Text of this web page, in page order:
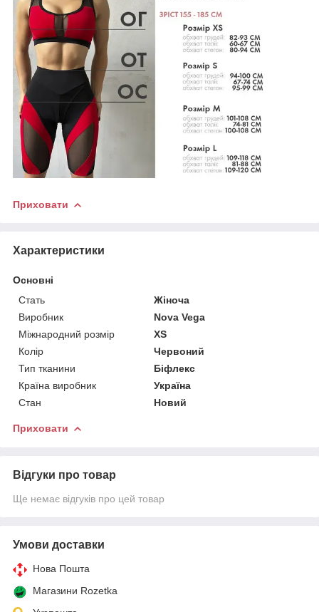
Приховати
Характеристики
Основні
Стать
Жіноча
Виробник
Nova Vega
Міжнародний розмір
XS
Колір
Червоний
Тип тканини
Біфлекс
Країна виробник
Україна
Стан
Новий
Приховати
Відгуки про товар
Ще немає відгуків про цей товар
Умови доставки
Нова Пошта
Магазини Rozetka